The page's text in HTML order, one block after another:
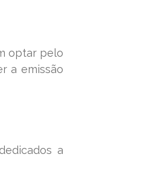
optar pelo
a emissão
a